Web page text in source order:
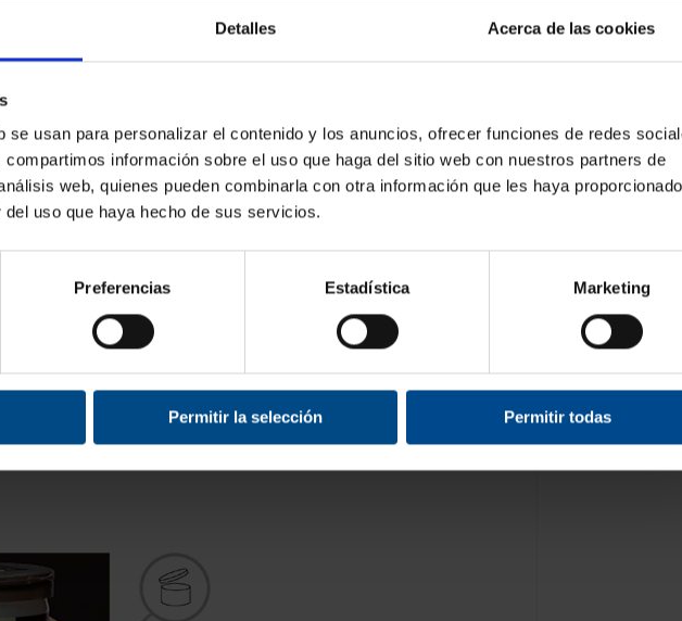
Detalles Acerca de las cookies
se usan para personalizar el contenido y los anuncios, ofrecer funciones de redes
información sobre el uso que haga del sitio web con nuestros partners de
web, quienes pueden combinarla con otra información que les haya
uso que haya hecho de sus servicios.
Preferencias Estadística Marketing
Permitir la selección Permitir todas